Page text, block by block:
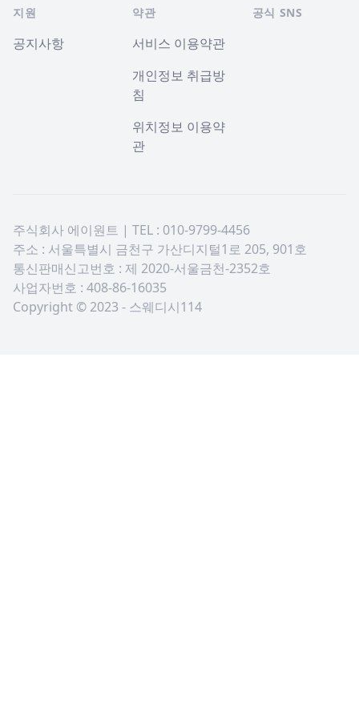
지원
공지사항
약관
서비스 이용약관
개인정보 취급방
침
위치정보 이용약
관
공식 SNS
주식회사 에이원트 | TEL : 010-9799-4456
주소 : 서울특별시 금천구 가산디지털1로 205, 901호
통신판매신고번호 : 제 2020-서울금천-2352호
사업자번호 : 408-86-16035
Copyright © 2023 - 스웨디시114